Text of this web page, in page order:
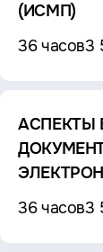
(ИСМП)
36 часов3
АСПЕКТЫ
36 часов3